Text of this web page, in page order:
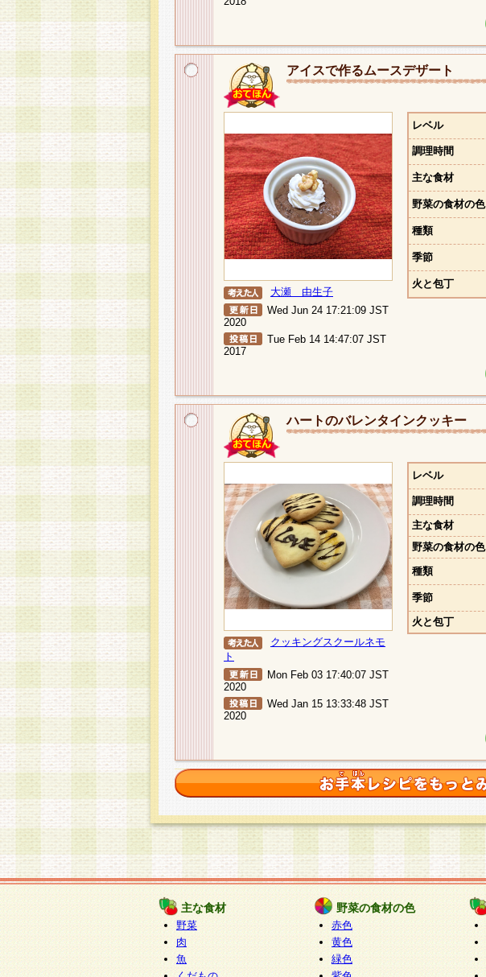
アイスで作るムースデザート
大瀬 由生子
Wed Jun 24 17:21:09 JST
2020
Tue Feb 14 14:47:07 JST
2017
レベル
調理時間
主な食材
野菜の食材の色
種類
季節
火と包丁
ハートのバレンタインクッキー
クッキングスクールネモ
ト
Mon Feb 03 17:40:07 JST
2020
Wed Jan 15 13:33:48 JST
2020
レベル
調理時間
主な食材
野菜の食材の色
種類
季節
火と包丁
主な食材
野菜
肉
魚
野菜の食材の色
赤色
黄色
緑色